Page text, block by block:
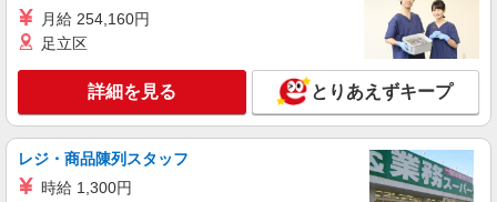
詳細を見る
株式会社パソナ・東京キャリアセンター/KT6001173256
NEW
一般事務
月給307800円 ★交通費規定に基づき交通費支
月給 254,160円
足立区
詳細を見る とりあえずキープ
レジ・商品陳列スタッフ
時給 1,300円